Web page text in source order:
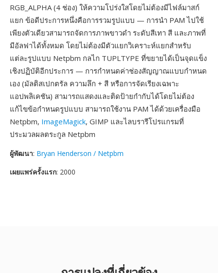
RGB_ALPHA (4 ช่อง) ให้ความโปร่งใสโดยไม่ต้องมีไฟล์มาสก์
แยก ข้อดีประการหนึ่งคือการรวมรูปแบบ — การนำ PAM ไปใช้
เพียงตัวเดียวสามารถจัดการภาพขาวดำ ระดับสีเทา สี และภาพที่
มีอัลฟาได้ทั้งหมด โดยไม่ต้องมีตัวแยกวิเคราะห์แยกสำหรับ
แต่ละรูปแบบ Netpbm กลไก TUPLTYPE ที่ขยายได้เป็นจุดแข็ง
เชิงปฏิบัติอีกประการ — การกำหนดค่าช่องสัญญาณแบบกำหนด
เอง (มัลติสเปกตรัล ความลึก + สี หรือการจัดเรียงเฉพาะ
แอปพลิเคชัน) สามารถแสดงและติดป้ายกำกับได้โดยไม่ต้อง
แก้ไขข้อกำหนดรูปแบบ สามารถใช้งาน PAM ได้ด้วยเครื่องมือ
Netpbm, ImageMagick, GIMP และไลบรารีโปรแกรมที่
ประมวลผลตระกูล Netpbm
ผู้พัฒนา: Bryan Henderson / Netpbm
เผยแพร่ครั้งแรก: 2000